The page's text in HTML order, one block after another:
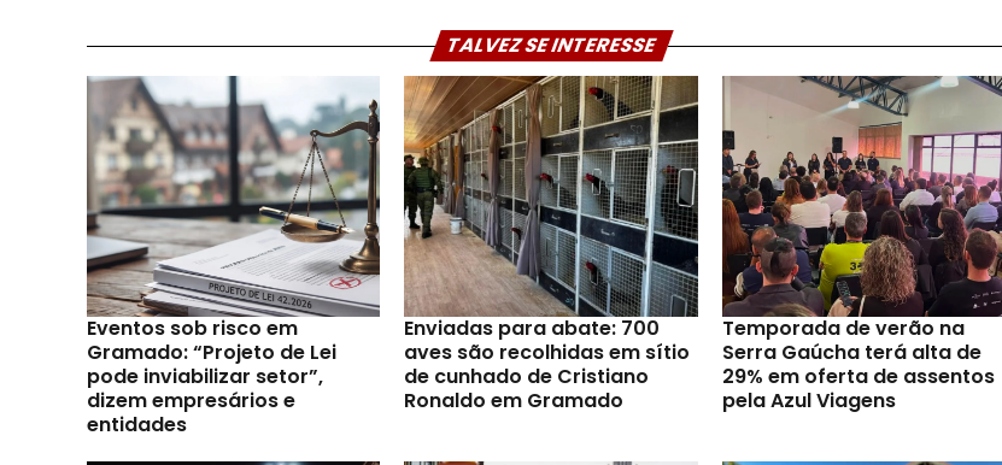
TALVEZ SE INTERESSE
Eventos sob risco em
Gramado: “Projeto de Lei
pode inviabilizar setor”,
dizem empresários e
entidades
Enviadas para abate: 700
aves são recolhidas em sítio
de cunhado de Cristiano
Ronaldo em Gramado
Temporada de verão na
Serra Gaúcha terá alta de
29% em oferta de assentos
pela Azul Viagens